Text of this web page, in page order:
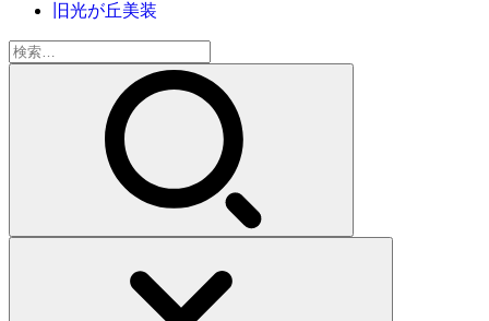
旧光が丘美装
検
索: